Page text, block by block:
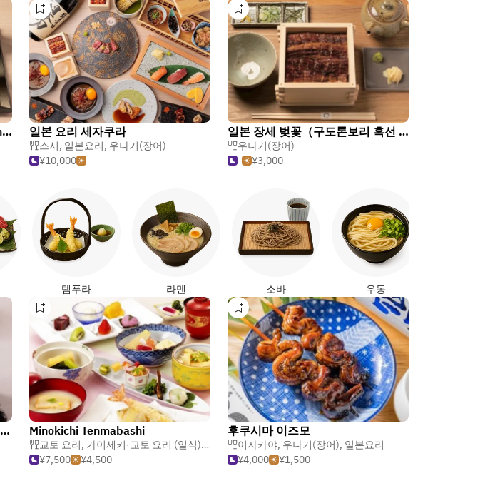
Dotonbori Kurofune Higashi Shinsaibashiten 일본 요리 세자쿠라
스시, 일본요리, 우나기(장어)
¥10,000
-
일본 장세 벚꽃（구도톤보리 흑선 나가호리바시）
우나기(장어)
-
¥3,000
템푸라 라멘 소바 우동
Kyokaiseki Minokichi Shinsaibashi Midosuji store Minokichi Tenmabashi
교토 요리, 가이세키·교토 요리 (일식),우나기(장어)
¥7,500
¥4,500
후쿠시마 이즈모
이자카야, 우나기(장어), 일본요리
¥4,000
¥1,500